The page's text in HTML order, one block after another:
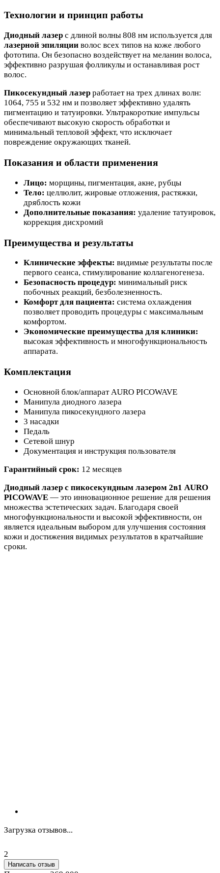
Технологии и принцип работы
Диодный лазер с длиной волны 808 нм используется для
лазерной эпиляции волос всех типов на коже любого
фототипа. Он безопасно воздействует на меланин волоса,
эффективно разрушая фолликулы и останавливая рост
волос.
Пикосекундный лазер работает на трех длинах волн:
1064, 755 и 532 нм и позволяет эффективно удалять
пигментацию и татуировки. Ультракороткие импульсы
обеспечивают высокую скорость обработки и
минимальный тепловой эффект, что исключает
повреждение окружающих тканей.
Показания и области применения
Лицо: морщины, пигментация, акне, рубцы
Тело: целлюлит, жировые отложения, растяжки,
дряблость кожи
Дополнительные показания: удаление татуировок,
коррекция дисхромий
Преимущества и результаты
Клинические эффекты: видимые результаты после
первого сеанса, стимулирование коллагеногенеза.
Безопасность процедур: минимальный риск
побочных реакций, безболезненность.
Комфорт для пациента: система охлаждения
позволяет проводить процедуры с максимальным
комфортом.
Экономические преимущества для клиники:
высокая эффективность и многофункциональность
аппарата.
Комплектация
Основной блок/аппарат AURO PICOWAVE
Манипула диодного лазера
Манипула пикосекундного лазера
3 насадки
Педаль
Сетевой шнур
Документация и инструкция пользователя
Гарантийный срок: 12 месяцев
Диодный лазер с пикосекундным лазером 2в1 AURO
PICOWAVE — это инновационное решение для решения
множества эстетических задач. Благодаря своей
многофункциональности и высокой эффективности, он
является идеальным выбором для улучшения состояния
кожи и достижения видимых результатов в кратчайшие
сроки.
Загрузка отзывов...
2
Написать отзыв